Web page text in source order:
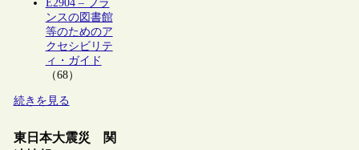
E2904 – フラ
ンスの図書館
等のためのア
クセシビリテ
ィ・ガイド
（68）
続きを見る
東日本大震災 関